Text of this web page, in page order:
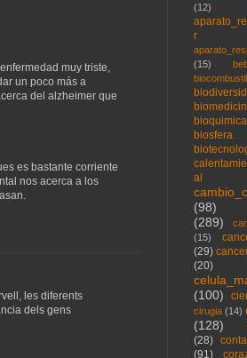
muy triste,
un poco más a
del alzheimer que
es bastante corriente
nos acerca a los
les diferents
dels gens
(12)
r
(15)
bioquimica
biosfera
al
(98)
(289)
(15)
(29)
(20)
(100)
cirugia (14)
(128)
(28)
(91)